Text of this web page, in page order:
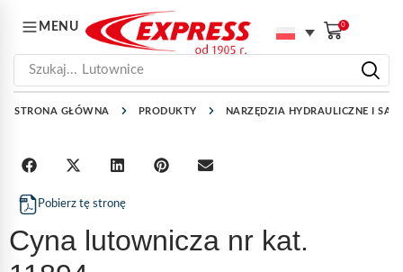
MENU 0
Szukaj... Lutownice
STRONA GŁÓWNA PRODUKTY NARZĘDZIA HYDRAULICZNE I
Pobierz tę stronę
Cyna lutownicza nr kat.